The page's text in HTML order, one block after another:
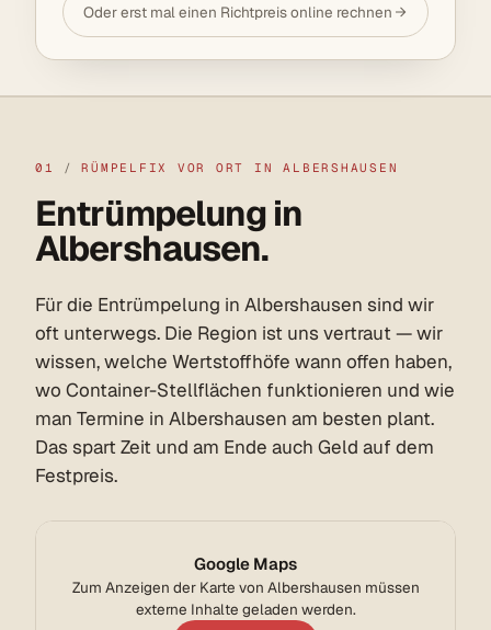
Oder erst mal einen Richtpreis online rechnen
01 / RÜMPELFIX VOR ORT IN ALBERSHAUSEN
Entrümpelung in
Albershausen.
Für die Entrümpelung in Albershausen sind wir
oft unterwegs. Die Region ist uns vertraut — wir
wissen, welche Wertstoffhöfe wann offen haben,
wo Container-Stellflächen funktionieren und wie
man Termine in Albershausen am besten plant.
Das spart Zeit und am Ende auch Geld auf dem
Festpreis.
Google Maps
Zum Anzeigen der Karte von Albershausen müssen
externe Inhalte geladen werden.